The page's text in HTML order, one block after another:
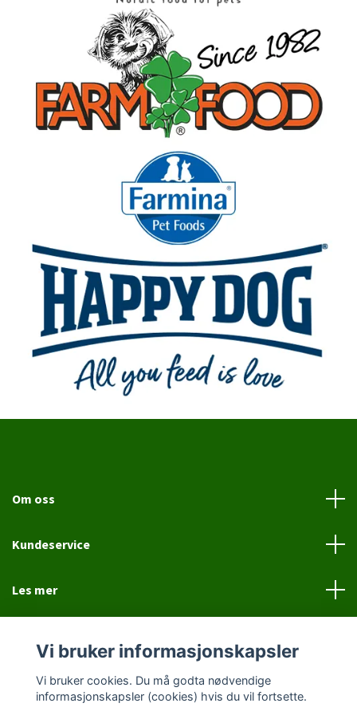
Om oss
Kundeservice
Les mer
Vi bruker informasjonskapsler
Vi bruker cookies. Du må godta nødvendige
informasjonskapsler (cookies) hvis du vil fortsette.